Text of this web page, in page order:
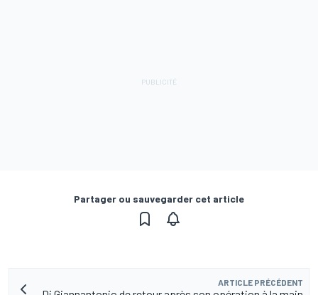
Partager ou sauvegarder cet article
ARTICLE PRÉCÉDENT